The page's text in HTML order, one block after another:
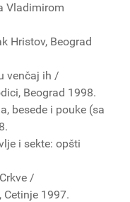
Vladimirom
Hristov, Beograd
venčaj ih /
Beograd 1998.
besede i pouke (sa
i sekte: opšti
/
1997.